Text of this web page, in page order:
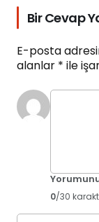
Bir Cevap
E-posta
alanlar * ile
0/30